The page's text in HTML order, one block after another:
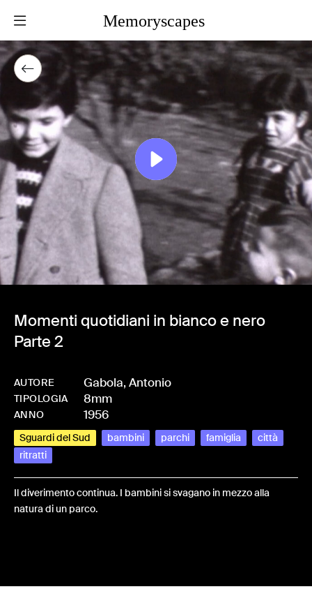
Memoryscapes
Momenti quotidiani in bianco e nero
Parte 2
AUTORE Gabola, Antonio
TIPOLOGIA 8mm
ANNO 1956
Sguardi del Sud bambini parchi famiglia
città
ritratti
Il diverimento continua. I bambini si svagano in mezzo alla
natura di un parco.